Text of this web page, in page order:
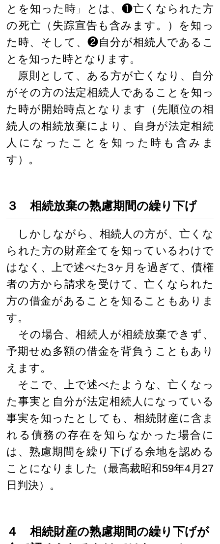
とを知った時」とは、❶亡くなられた方
の死亡（失踪宣告も含みます。）を知っ
た時、そして、❷自分が相続人であるこ
とを知った時となります。
原則として、ある方が亡くなり、自分
がその方の法定相続人であることを知っ
た時が開始時点となります（先順位の相
続人の相続放棄により、自身が法定相続
人になったことを知った時も含みま
す）。
３ 相続放棄の熟慮期間の繰り下げ
しかしながら、相続人の方が、亡くな
られた方の財産全てを知っているわけで
はなく、上で述べた3ヶ月を過ぎて、債権
者の方から請求を受けて、亡くなられた
方の借金があることを知ることもありま
す。
その場合、相続人が相続放棄できず、
予期せぬ多額の借金を背負うこともあり
えます。
そこで、上で述べたような、亡くなっ
た事実と自分が法定相続人になっている
事実を知ったとしても、相続財産に含ま
れる債務の存在を知らなかった場合に
は、熟慮期間を繰り下げる余地を認める
ことになりました（最高裁昭和59年4月27
日判決）。
４ 相続財産の熟慮期間の繰り下げが